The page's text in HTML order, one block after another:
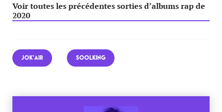
Voir toutes les précédentes sorties d’albums rap de
2020
JOK’AIR SOOLKING